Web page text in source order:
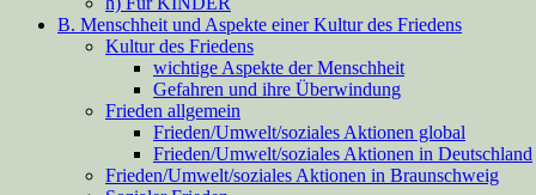
B. Menschheit und Aspekte einer Kultur des Friedens
Kultur des Friedens
wichtige Aspekte der Menschheit
Gefahren und ihre Überwindung
Frieden allgemein
Frieden/Umwelt/soziales Aktionen global
Frieden/Umwelt/soziales Aktionen in Deutschland
Frieden/Umwelt/soziales Aktionen in Braunschweig